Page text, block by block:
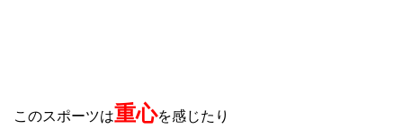
このスポーツは重心を感じたり